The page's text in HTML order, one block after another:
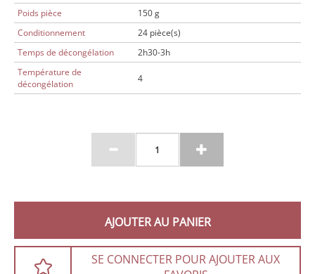
Poids pièce
150 g
Conditionnement
24 pièce(s)
Temps de décongélation
2h30-3h
Température de
décongélation
4
AJOUTER AU PANIER
SE CONNECTER POUR AJOUTER AUX